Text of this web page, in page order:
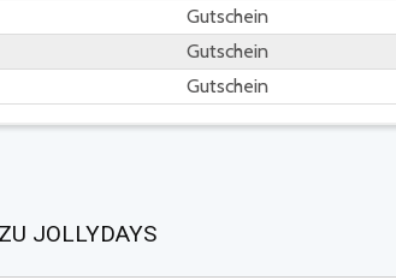
Gutschein
Gutschein
Gutschein
JOLLYDAYS